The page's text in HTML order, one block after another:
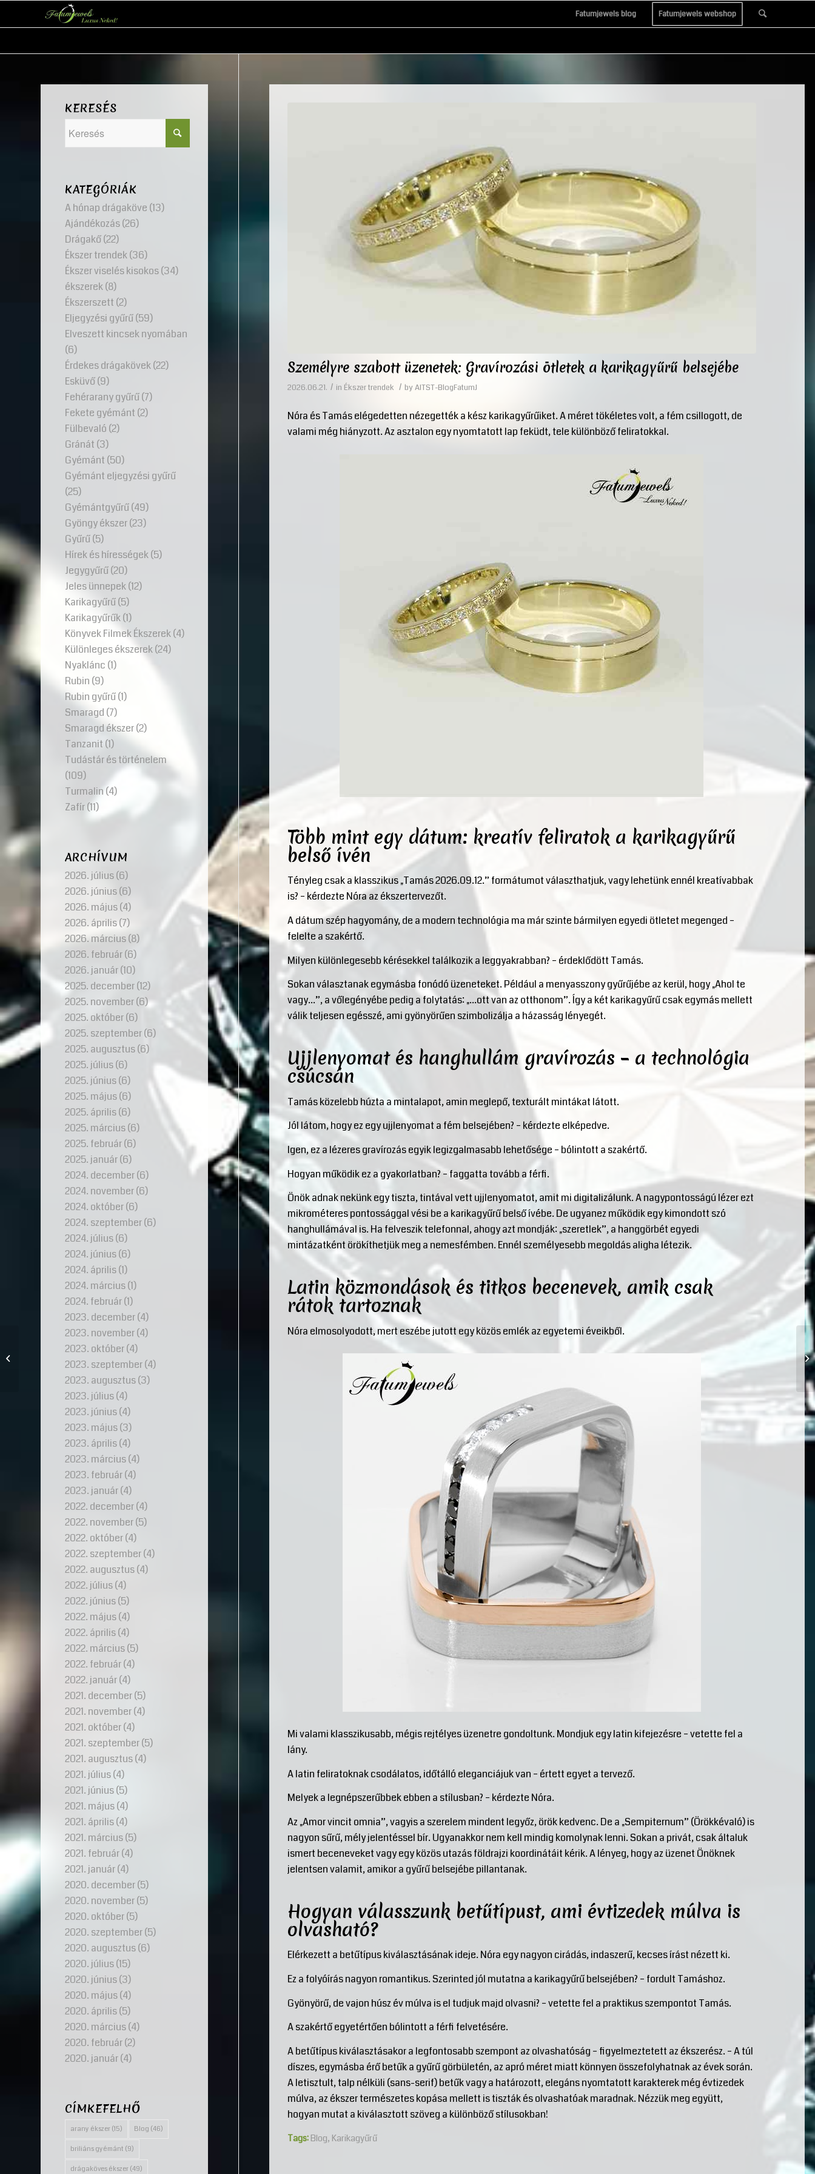
Fatumjewels blog Fatumjewels webshop
Személyre szabott üzenetek: Gravírozási ötletek a karikagyűrű belsejébe
2026.06.21. / in Ékszer trendek / byAITST-BlogFatumJ
Nóra és Tamás elégedetten nézegették a kész karikagyűrűiket. A méret tökéletes volt, a fém csillogott, de
valami még hiányzott. Az asztalon egy nyomtatott lap feküdt, tele különböző feliratokkal.
Több mint egy dátum: kreatív feliratok a karikagyűrű
belső ívén
Tényleg csak a klasszikus „Tamás 2026.09.12.” formátumot választhatjuk, vagy lehetünk ennél kreatívabbak
is? – kérdezte Nóra az ékszertervezőt.
A dátum szép hagyomány, de a modern technológia ma már szinte bármilyen egyedi ötletet megenged –
felelte a szakértő.
Milyen különlegesebb kérésekkel találkozik a leggyakrabban? – érdeklődött Tamás.
Sokan választanak egymásba fonódó üzeneteket. Például a menyasszony gyűrűjébe az kerül, hogy „Ahol te
vagy…”, a vőlegényébe pedig a folytatás: „…ott van az otthonom”. Így a két karikagyűrű csak egymás mellett
válik teljesen egésszé, ami gyönyörűen szimbolizálja a házasság lényegét.
Ujjlenyomat és hanghullám gravírozás – a technológia
csúcsán
Tamás közelebb húzta a mintalapot, amin meglepő, texturált mintákat látott.
Jól látom, hogy ez egy ujjlenyomat a fém belsejében? – kérdezte elképedve.
Igen, ez a lézeres gravírozás egyik legizgalmasabb lehetősége – bólintott a szakértő.
Hogyan működik ez a gyakorlatban? – faggatta tovább a férfi.
Önök adnak nekünk egy tiszta, tintával vett ujjlenyomatot, amit mi digitalizálunk. A nagypontosságú lézer ezt
mikrométeres pontossággal vési be a karikagyűrű belső ívébe. De ugyanez működik egy kimondott szó
hanghullámával is. Ha felveszik telefonnal, ahogy azt mondják: „szeretlek”, a hanggörbét egyedi
mintázatként örökíthetjük meg a nemesfémben. Ennél személyesebb megoldás aligha létezik.
Latin közmondások és titkos becenevek, amik csak
rátok tartoznak
Nóra elmosolyodott, mert eszébe jutott egy közös emlék az egyetemi éveikből.
Mi valami klasszikusabb, mégis rejtélyes üzenetre gondoltunk. Mondjuk egy latin kifejezésre – vetette fel a
lány.
A latin feliratoknak csodálatos, időtálló eleganciájuk van – értett egyet a tervező.
Melyek a legnépszerűbbek ebben a stílusban? – kérdezte Nóra.
Az „Amor vincit omnia”, vagyis a szerelem mindent legyőz, örök kedvenc. De a „Sempiternum” (Örökkévaló) is
nagyon sűrű, mély jelentéssel bír. Ugyanakkor nem kell mindig komolynak lenni. Sokan a privát, csak általuk
ismert beceneveket vagy egy közös utazás földrajzi koordinátáit kérik. A lényeg, hogy az üzenet Önöknek
jelentsen valamit, amikor a gyűrű belsejébe pillantanak.
Hogyan válasszunk betűtípust, ami évtizedek múlva is
olvasható?
Elérkezett a betűtípus kiválasztásának ideje. Nóra egy nagyon cirádás, indaszerű, kecses írást nézett ki.
Ez a folyóírás nagyon romantikus. Szerinted jól mutatna a karikagyűrű belsejében? – fordult Tamáshoz.
Gyönyörű, de vajon húsz év múlva is el tudjuk majd olvasni? – vetette fel a praktikus szempontot Tamás.
A szakértő egyetértően bólintott a férfi felvetésére.
A betűtípus kiválasztásakor a legfontosabb szempont az olvashatóság – figyelmeztetett az ékszerész. – A túl
díszes, egymásba érő betűk a gyűrű görbületén, az apró méret miatt könnyen összefolyhatnak az évek során.
A letisztult, talp nélküli (sans-serif) betűk vagy a határozott, elegáns nyomtatott karakterek még évtizedek
múlva, az ékszer természetes kopása mellett is tiszták és olvashatóak maradnak. Nézzük meg együtt,
hogyan mutat a kiválasztott szöveg a különböző stílusokban!
Tags: Blog, Karikagyűrű
KERESÉS
KATEGÓRIÁK
A hónap drágaköve (13)
Ajándékozás(26)
Drágakő(22)
Ékszer trendek(36)
Ékszer viselés kisokos(34)
ékszerek(8)
Ékszerszett (2)
Eljegyzési gyűrű(59)
Elveszett kincsek nyomában
(6)
Érdekes drágakövek(22)
Esküvő(9)
Fehérarany gyűrű(7)
Fekete gyémánt (2)
Fülbevaló (2)
Gránát (3)
Gyémánt (50)
Gyémánt eljegyzési gyűrű
(25)
Gyémántgyűrű(49)
Gyöngy ékszer(23)
Gyűrű(5)
Hírek és hírességek(5)
Jegygyűrű(20)
Jeles ünnepek(12)
Karikagyűrű(5)
Karikagyűrűk(1)
Könyvek Filmek Ékszerek(4)
Különleges ékszerek(24)
Nyaklánc (1)
Rubin (9)
Rubin gyűrű(1)
Smaragd (7)
Smaragd ékszer(2)
Tanzanit (1)
Tudástár és történelem
(109)
Turmalin (4)
Zafír(11)
ARCHÍVUM
2026. július(6)
2026. június(6)
2026. május(4)
2026. április(7)
2026. március(8)
2026. február(6)
2026. január(10)
2025. december(12)
2025. november(6)
2025. október(6)
2025. szeptember(6)
2025. augusztus(6)
2025. július(6)
2025. június(6)
2025. május(6)
2025. április(6)
2025. március(6)
2025. február(6)
2025. január(6)
2024. december(6)
2024. november(6)
2024. október(6)
2024. szeptember(6)
2024. július(6)
2024. június(6)
2024. április(1)
2024. március(1)
2024. február(1)
2023. december(4)
2023. november(4)
2023. október(4)
2023. szeptember(4)
2023. augusztus(3)
2023. július(4)
2023. június(4)
2023. május(3)
2023. április(4)
2023. március(4)
2023. február(4)
2023. január(4)
2022. december(4)
2022. november(5)
2022. október(4)
2022. szeptember(4)
2022. augusztus(4)
2022. július(4)
2022. június(5)
2022. május(4)
2022. április(4)
2022. március(5)
2022. február(4)
2022. január(4)
2021. december(5)
2021. november(4)
2021. október(4)
2021. szeptember(5)
2021. augusztus(4)
2021. július(4)
2021. június(5)
2021. május(4)
2021. április(4)
2021. március(5)
2021. február(4)
2021. január(4)
2020. december(5)
2020. november(5)
2020. október(5)
2020. szeptember(5)
2020. augusztus(6)
2020. július(15)
2020. június(3)
2020. május(4)
2020. április(5)
2020. március(4)
2020. február(2)
2020. január(4)
CÍMKEFELHŐ
arany ékszer (15) Blog (46)
briliáns gyémánt (9)
drágaköves ékszer (49)
Fehérarany gyűrű
drágakövekkel